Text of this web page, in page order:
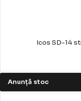
Icos SD-14
Anunță stoc